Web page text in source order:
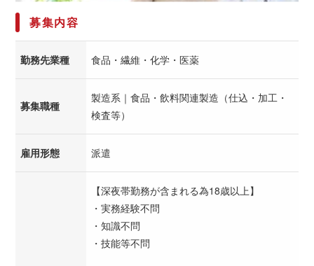
募集内容
勤務先業種 食品・繊維・化学・医薬
募集職種
製造系｜食品・飲料関連製造（仕込・加工・
検査等）
雇用形態 派遣
【深夜帯勤務が含まれる為18歳以上】
・実務経験不問
・知識不問
・技能等不問